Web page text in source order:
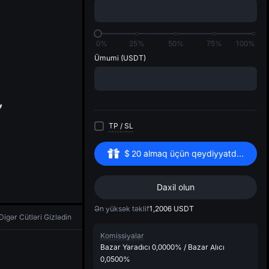
0% 25% 50% 75%
100%
Ümumi (USDT)
TP / SL
$ 20almaq üçün qeydiyyatdan
Daxil olun
Ən yüksək təklif1,2006 USDT
Komissiyalar
Bazar Yaradıcı 0,0000% / Bazar Alıcı
0,0500%
Digər Cütləri Gizlədin